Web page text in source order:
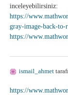
inceleyebilirsiniz:
https://
gray-image-back-to-
https://
ismail_ahmet
https://